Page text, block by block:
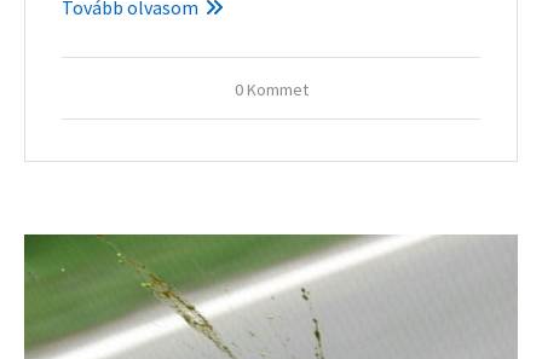
Tovább olvasom
0 Kommet